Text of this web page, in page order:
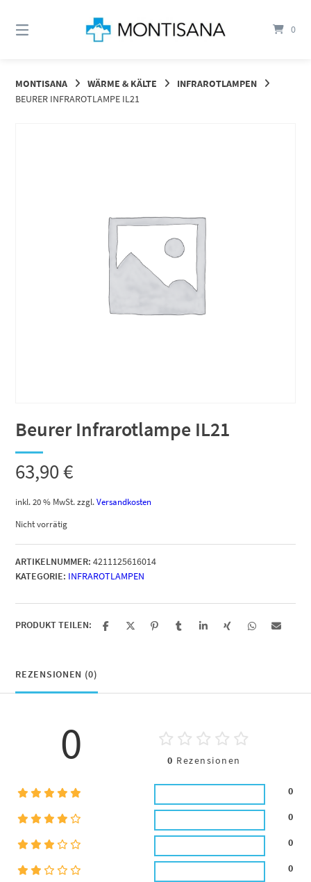
zum
0
MONTISANA WÄRME & KÄLTE
INFRAROTLAMPEN
BEURER INFRAROTLAMPE IL21
Beurer Infrarotlampe IL21
63,90€
inkl. 20 % MwSt. zzgl.Versandkosten
Nicht vorrätig
ARTIKELNUMMER: 4211125616014
KATEGORIE: INFRAROTLAMPEN
PRODUKT TEILEN:
REZENSIONEN (0)
0 0 Rezensionen
0
0
0
0